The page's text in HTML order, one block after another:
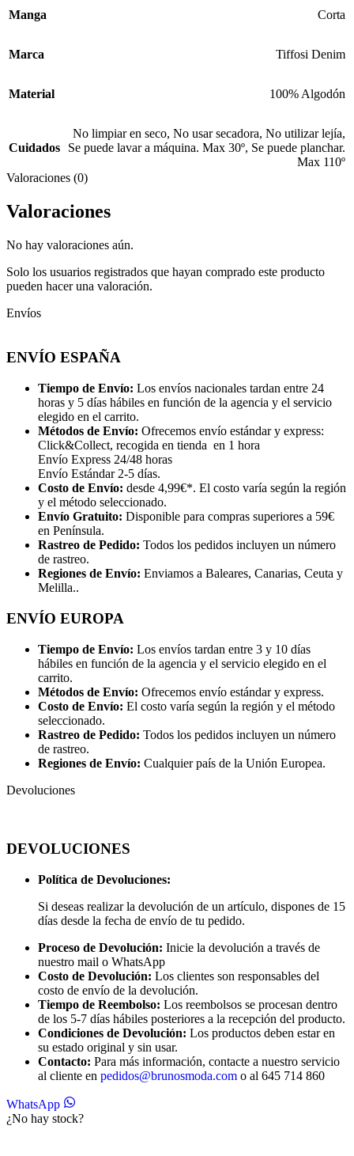
Manga Corta
Marca Tiffosi Denim
Material 100% Algodón
Cuidados
No limpiar en seco, No usar secadora, No utilizar lejía,
Se puede lavar a máquina. Max 30º, Se puede planchar.
Max 110º
Valoraciones (0)
Valoraciones
No hay valoraciones aún.
Solo los usuarios registrados que hayan comprado este producto
pueden hacer una valoración.
Envíos
ENVÍO ESPAÑA
Tiempo de Envío: Los envíos nacionales tardan entre 24
horas y 5 días hábiles en función de la agencia y el servicio
elegido en el carrito.
Métodos de Envío: Ofrecemos envío estándar y express:
Click&Collect, recogida en tienda en 1 hora
Envío Express 24/48 horas
Envío Estándar 2-5 días.
Costo de Envío: desde 4,99€*. El costo varía según la región
y el método seleccionado.
Envío Gratuito: Disponible para compras superiores a 59€
en Península.
Rastreo de Pedido: Todos los pedidos incluyen un número
de rastreo.
Regiones de Envío: Enviamos a Baleares, Canarias, Ceuta y
Melilla..
ENVÍO EUROPA
Tiempo de Envío: Los envíos tardan entre 3 y 10 días
hábiles en función de la agencia y el servicio elegido en el
carrito.
Métodos de Envío: Ofrecemos envío estándar y express.
Costo de Envío: El costo varía según la región y el método
seleccionado.
Rastreo de Pedido: Todos los pedidos incluyen un número
de rastreo.
Regiones de Envío: Cualquier país de la Unión Europea.
Devoluciones
DEVOLUCIONES
Política de Devoluciones:
Si deseas realizar la devolución de un artículo, dispones de 15
días desde la fecha de envío de tu pedido.
Proceso de Devolución: Inicie la devolución a través de
nuestro mail o WhatsApp
Costo de Devolución: Los clientes son responsables del
costo de envío de la devolución.
Tiempo de Reembolso: Los reembolsos se procesan dentro
de los 5-7 días hábiles posteriores a la recepción del producto.
Condiciones de Devolución: Los productos deben estar en
su estado original y sin usar.
Contacto: Para más información, contacte a nuestro servicio
al cliente en pedidos@brunosmoda.com o al 645 714 860
WhatsApp
¿No hay stock?